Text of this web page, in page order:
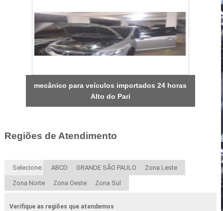
mecânico para veículos importados 24 horas
Alto do Pari
Regiões de Atendimento
Selecione: ABCD GRANDE SÃO PAULO Zona Leste
Zona Norte Zona Oeste Zona Sul
Verifique as regiões que atendemos